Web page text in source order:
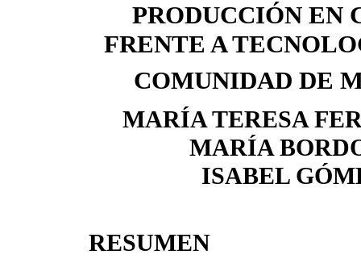
PRODUCCIÓN EN
FRENTE A
COMUNIDAD DE
MARÍA TERESA
MARÍA
ISABEL
RESUMEN